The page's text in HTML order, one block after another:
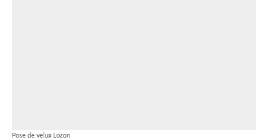
Pose de velux Lozon